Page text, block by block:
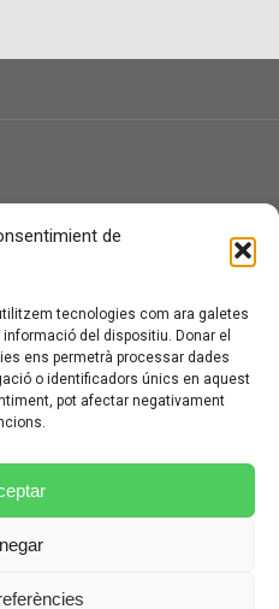
de
tecnologies com ara galetes
del dispositiu. Donar el
ens permetrà processar dades
o identificadors únics en aquest
pot afectar negativament
DADES
D’ÚS I CONTRACTACIÓ